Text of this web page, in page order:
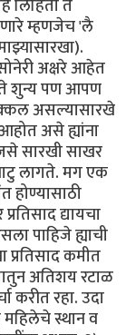
ते
म्हणजेच 'लै
अक्षरे आहेत
शुन्य पण आपण
असल्यासारखे
असे ह्यांना
सारखी साखर
लागते. मग एक
होण्यासाठी
द्यायचा
पाहिजे ह्याची
कमीत
अतिशय रटाळ
करीत रहा. उदा
महिलेचे स्थान व